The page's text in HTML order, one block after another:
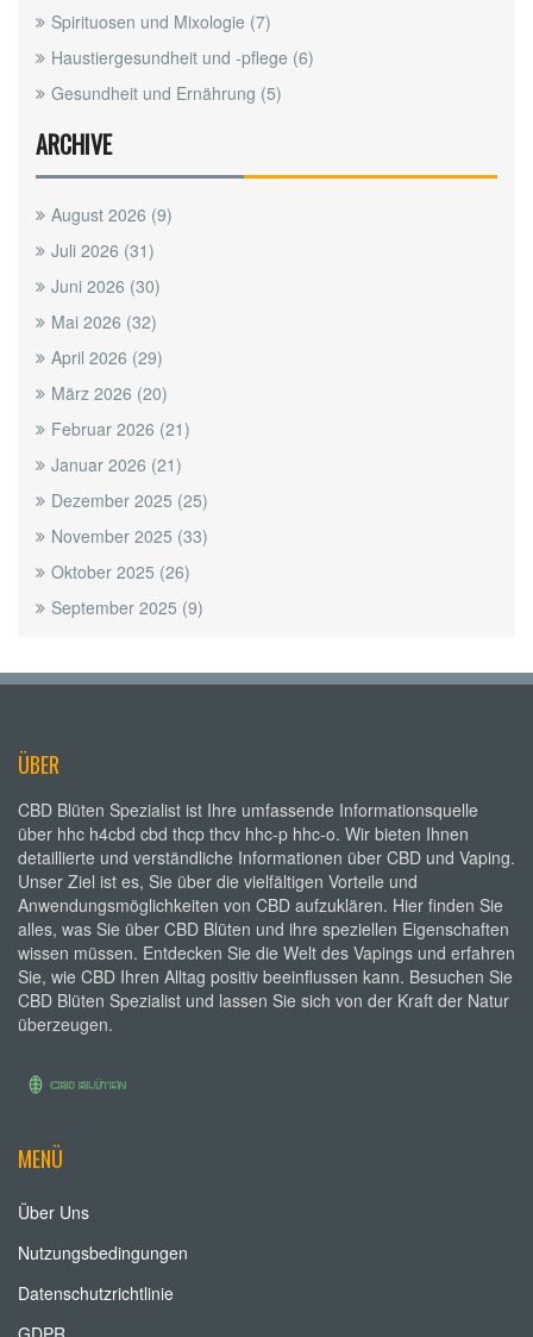
Spirituosen und Mixologie (7)
Haustiergesundheit und -pflege (6)
Gesundheit und Ernährung (5)
ARCHIVE
August 2026 (9)
Juli 2026 (31)
Juni 2026 (30)
Mai 2026 (32)
April 2026 (29)
März 2026 (20)
Februar 2026 (21)
Januar 2026 (21)
Dezember 2025 (25)
November 2025 (33)
Oktober 2025 (26)
September 2025 (9)
ÜBER
CBD Blüten Spezialist ist Ihre umfassende Informationsquelle
über hhc h4cbd cbd thcp thcv hhc-p hhc-o. Wir bieten Ihnen
detaillierte und verständliche Informationen über CBD und Vaping.
Unser Ziel ist es, Sie über die vielfältigen Vorteile und
Anwendungsmöglichkeiten von CBD aufzuklären. Hier finden Sie
alles, was Sie über CBD Blüten und ihre speziellen Eigenschaften
wissen müssen. Entdecken Sie die Welt des Vapings und erfahren
Sie, wie CBD Ihren Alltag positiv beeinflussen kann. Besuchen Sie
CBD Blüten Spezialist und lassen Sie sich von der Kraft der Natur
überzeugen.
MENÜ
Über Uns
Nutzungsbedingungen
Datenschutzrichtlinie